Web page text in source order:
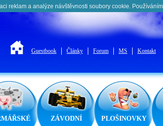
reklam a analýze návštěvnosti soubory cookie.
Guestbook Články Forum MS Kontakt
ZÁVODNÍ PLOŠINOVKY